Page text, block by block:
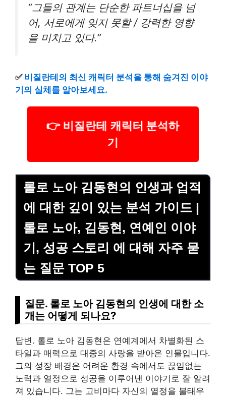
“그들의 관계는 단순한 파트너십을 넘
어, 서로에게 잊지 못할 / 강력한 영향
을 미치고 있다.”
✅ 비질란테의 최신 캐릭터 분석을 통해 숨겨진 이야
기의 실체를 알아보세요.
👉 비질란테 캐릭터 분석하
기
롤로 노아 김동현의 인생과 업적
에 대한 깊이 있는 분석 가이드 |
롤로 노아, 김동현, 연예인 이야
기, 성공 스토리 에 대해 자주 묻
는 질문 TOP 5
질문. 롤로 노아 김동현의 인생에 대한 소
개는 어떻게 되나요?
답변. 롤로 노아 김동현은 연예계에서 차별화된 스
타일과 매력으로 대중의 사랑을 받아온 인물입니다.
그의 성장 배경은 어려운 환경 속에서도 끊임없는
노력과 열정으로 성공을 이루어낸 이야기로 잘 알려
져 있습니다. 그는 고비마다 자신의 열정을 불태우